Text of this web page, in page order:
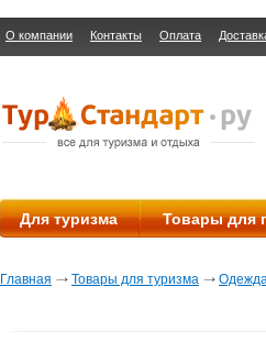
О компании Контакты Оплата
Для туризма Товары для
Главная Товары для туризма